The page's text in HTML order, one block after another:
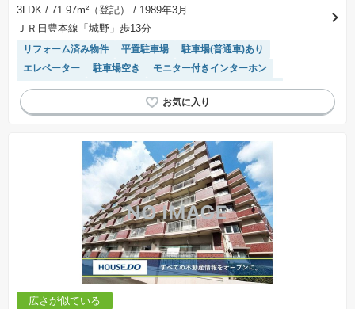
※取引にかかる費用：物件の契約手続き、決済、引き渡し時にかかる費用を表示しています。
不動産会社によって表記有無が異なるため、ご自身で十分な確認をしていただくようにお願い
いたします。
場合があります。
3LDK / 71.97m²（登記）
/ 1989年3月
ＪＲ日豊本線「城野」歩13分
リフォーム済み物件 平置駐車場
駐車場(普通車)あり
エレベーター
駐車場空き
モニター付きインターホン
駐輪場・バイク置き場
温水洗浄便座 システムキッチン
広さが似ている